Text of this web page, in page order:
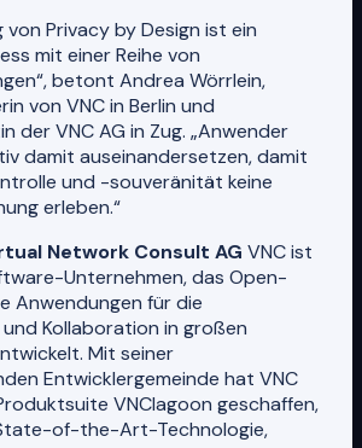
von Privacy by Design ist ein
mit einer Reihe von
betont Andrea Wörrlein,
von VNC in Berlin und
der VNC AG in Zug. „Anwender
damit auseinandersetzen, damit
und -souveränität keine
erleben.“
Network Consult AG VNC ist
Unternehmen, das Open-
Anwendungen für die
Kollaboration in großen
Mit seiner
Entwicklergemeinde hat VNC
VNClagoon geschaffen,
of-the-Art-Technologie,